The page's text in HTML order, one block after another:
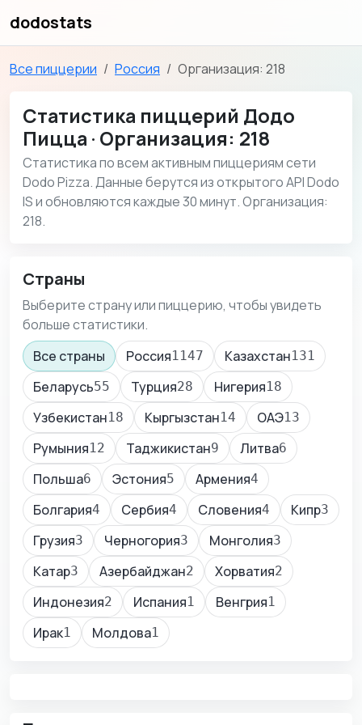
dodostats
Все пиццерии Россия Организация: 218
Статистика пиццерий Додо
Пицца · Организация: 218
Статистика по всем активным пиццериям сети
Dodo Pizza. Данные берутся из открытого API Dodo
IS и обновляются каждые 30 минут. Организация:
218.
Страны
Выберите страну или пиццерию, чтобы увидеть
больше статистики.
Все страны
Россия1147 Казахстан131
Беларусь55 Турция28 Нигерия18
Узбекистан18 Кыргызстан14 ОАЭ13
Румыния12 Таджикистан9 Литва6
Польша6 Эстония5 Армения4
Болгария4 Сербия4 Словения4 Кипр3
Грузия3 Черногория3 Монголия3
Катар3 Азербайджан2 Хорватия2
Индонезия2 Испания1 Венгрия1
Ирак1 Молдова1